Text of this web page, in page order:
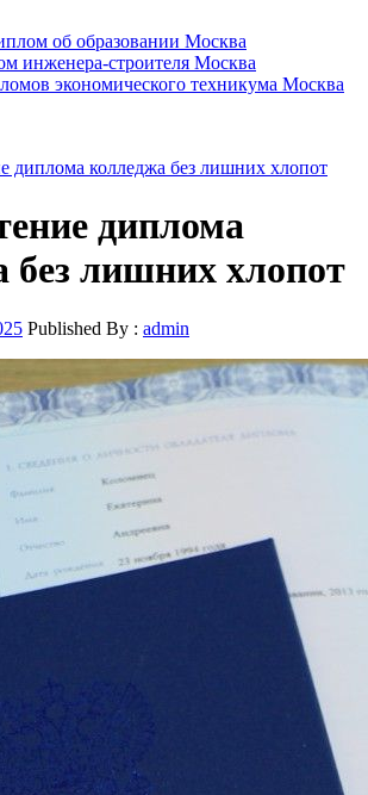
об образовании Москва
инженера-строителя Москва
экономического техникума Москва
диплома колледжа без лишних хлопот
диплома
без лишних хлопот
Published By : admin